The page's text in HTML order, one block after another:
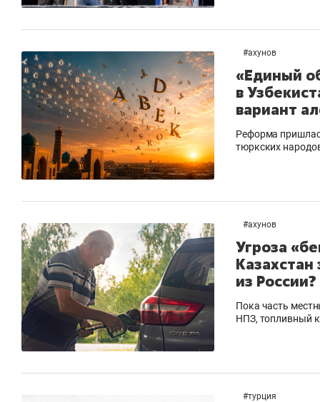
#ахунов
«Единый
в
вариант
Реформа
тюркских
#ахунов
Угроза
из России?
Пока часть
НПЗ, топливный
#турция